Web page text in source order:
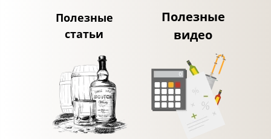
Полезные
статьи
Полезные
видео